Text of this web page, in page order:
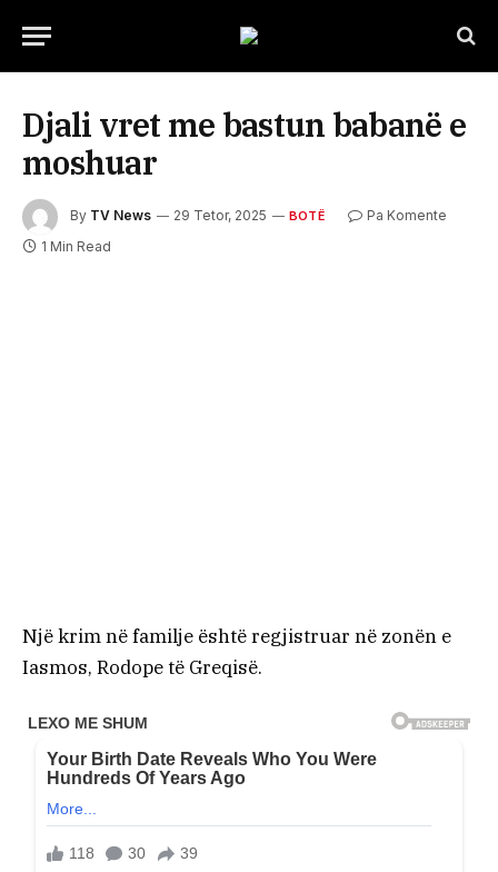
Djali vret me bastun babanë e
moshuar
By TV News 29 Tetor, 2025 BOTË
Pa Komente
1 Min Read
Një krim në familje është regjistruar në zonën e
Iasmos, Rodope të Greqisë.